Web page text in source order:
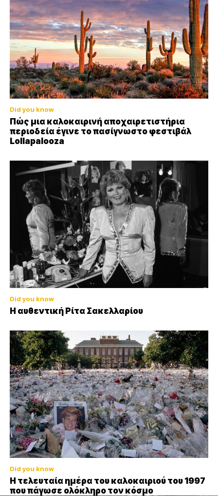
Did you know
Πώς μια καλοκαιρινή αποχαιρετιστήρια
περιοδεία έγινε το πασίγνωστο φεστιβάλ
Lollapalooza
Did you know
Η αυθεντική Ρίτα Σακελλαρίου
Did you know
Η τελευταία ημέρα του καλοκαιριού του 1997
που πάγωσε ολόκληρο τον κόσμο